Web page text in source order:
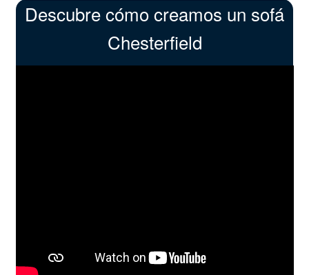
Descubre cómo creamos un sofá
Chesterfield